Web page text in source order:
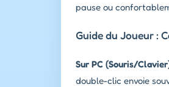
pause ou
Guide du Joueur :
Sur PC (Souris/
double-clic envoie